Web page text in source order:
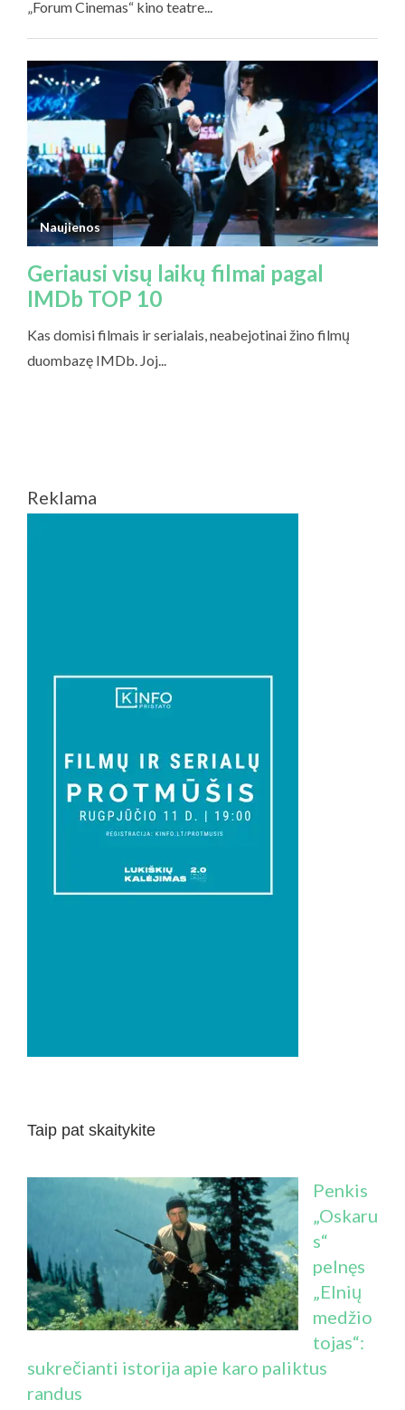
Reklama
Taip pat skaitykite
Penkis
„Oskaru
s“
pelnęs
„Elnių
medžio
tojas“:
sukrečianti istorija apie karo paliktus
randus